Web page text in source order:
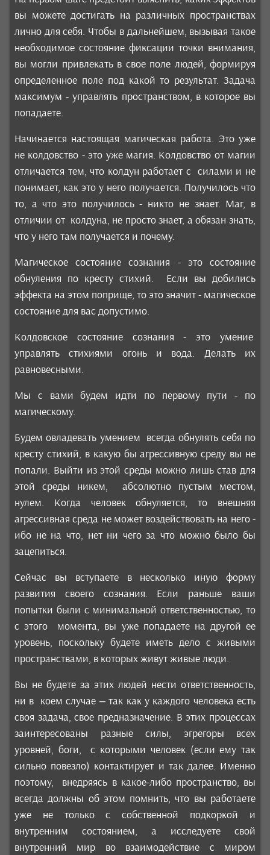
вы можете достигать на различных пространствах
лично для себя. Чтобы в дальнейшем, вызывая такое
необходимое состояние фиксации точки внимания,
вы могли привлекать в свое поле людей, формируя
определенное поле под какой то результат. Задача
максимум - управлять пространством, в которое вы
попадаете.
Начинается настоящая магическая работа. Это уже
не колдовство - это уже магия. Колдовство от магии
отличается тем, что колдун работает с силами и не
понимает, как это у него получается. Получилось что
то, а что это получилось - никто не знает. Маг, в
отличии от колдуна, не просто знает, а обязан знать,
что у него там получается и почему.
Магическое состояние сознания - это состояние
обнуления по кресту стихий. Если вы добились
эффекта на этом поприще, то это значит - магическое
состояние для вас допустимо.
Колдовское состояние сознания - это умение
управлять стихиями огонь и вода. Делать их
равновесными.
Мы с вами будем идти по первому пути - по
магическому.
Будем овладевать умением всегда обнулять себя по
кресту стихий, в какую бы агрессивную среду вы не
попали. Выйти из этой среды можно лишь став для
этой среды никем, абсолютно пустым местом,
нулем. Когда человек обнуляется, то внешняя
агрессивная среда не может воздействовать на него -
ибо не на что, нет ни чего за что можно было бы
зацепиться.
Сейчас вы вступаете в несколько иную форму
развития своего сознания. Если раньше ваши
попытки были с минимальной ответственностью, то
с этого момента, вы уже попадаете на другой ее
уровень, поскольку будете иметь дело с живыми
пространствами, в которых живут живые люди.
Вы не будете за этих людей нести ответственность,
ни в коем случае – так как у каждого человека есть
своя задача, свое предназначение. В этих процессах
заинтересованы разные силы, эгрегоры всех
уровней, боги, с которыми человек (если ему так
сильно повезло) контактирует и так далее. Именно
поэтому, внедряясь в какое-либо пространство, вы
всегда должны об этом помнить, что вы работаете
уже не только с собственной подкоркой и
внутренним состоянием, а исследуете свой
внутренний мир во взаимодействие с миром